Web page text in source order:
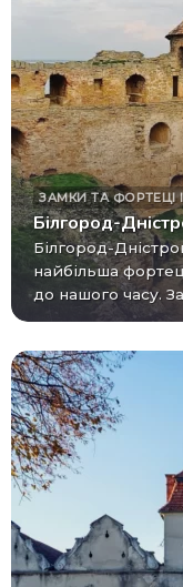
ЗАМКИ ТА ФОРТЕЦІ
Білгород-
Білгород-Дністровська фортеця (Аккерманська) —
найбільша
до нашого часу.